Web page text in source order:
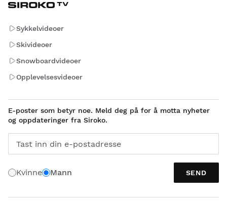
Sykkelvideoer
Skivideoer
Snowboardvideoer
Opplevelsesvideoer
E-poster som betyr noe. Meld deg på for å motta nyheter
og oppdateringer fra Siroko.
Tast inn din e-postadresse
Kvinne Mann SEND